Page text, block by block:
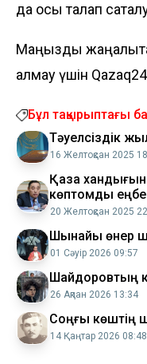
да осы талап
Маңызды
алмау үшін
Бұл тақырыптағы
Тәуелсіздік
16 Желтоқсан 2025
Қазақ
көптомдық
20 Желтоқсан 2025
Шынайы өнер
01 Сәуір 2026 09:57
Шайдоровтың
26 Ақпан 2026 13:34
Соңғы көштің
14 Қаңтар 2026 08:48